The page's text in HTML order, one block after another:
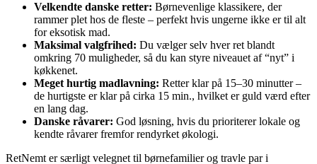
Velkendte danske retter: Børnevenlige klassikere, der
rammer plet hos de fleste – perfekt hvis ungerne ikke er til alt
for eksotisk mad.
Maksimal valgfrihed: Du vælger selv hver ret blandt
omkring 70 muligheder, så du kan styre niveauet af “nyt” i
køkkenet.
Meget hurtig madlavning: Retter klar på 15–30 minutter –
de hurtigste er klar på cirka 15 min., hvilket er guld værd efter
en lang dag.
Danske råvarer: God løsning, hvis du prioriterer lokale og
kendte råvarer fremfor rendyrket økologi.
RetNemt er særligt velegnet til børnefamilier og travle par i